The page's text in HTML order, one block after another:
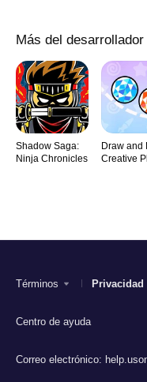
Más del desarrollador
Shadow Saga:
Ninja Chronicles
Draw and
Creative
Términos Privacidad
Centro de ayuda
Correo electrónico: